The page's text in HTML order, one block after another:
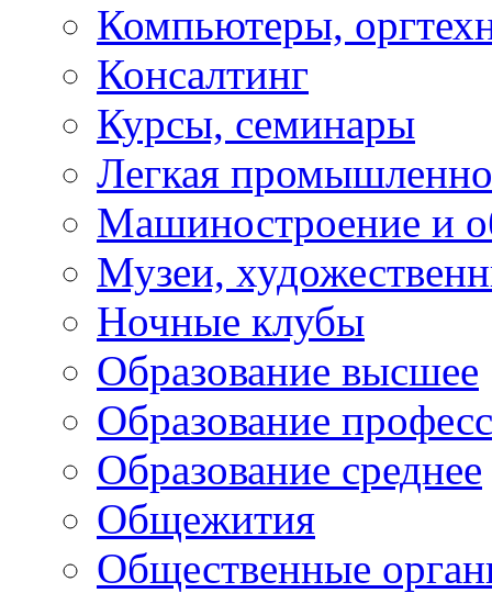
Компьютеры,
Консалтинг
Курсы, семинары
Легкая
Машиностроение и
Музеи,
Ночные клубы
Образование высшее
Образование
Образование среднее
Общежития
Общественные